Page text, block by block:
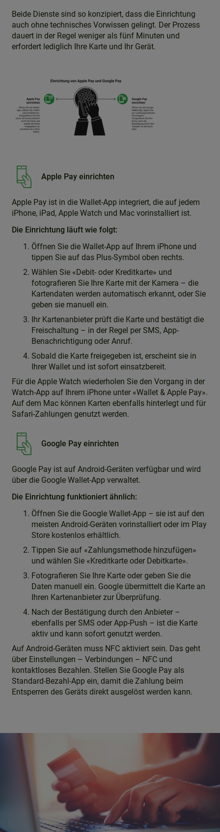
Beide Dienste sind so konzipiert, dass die Einrichtung
auch ohne technisches Vorwissen gelingt. Der Prozess
dauert in der Regel weniger als fünf Minuten und
erfordert lediglich Ihre Karte und Ihr Gerät.
Apple Pay einrichten
Apple Pay ist in die Wallet-App integriert, die auf jedem
iPhone, iPad, Apple Watch und Mac vorinstalliert ist.
Die Einrichtung läuft wie folgt:
Öffnen Sie die Wallet-App auf Ihrem iPhone und
tippen Sie auf das Plus-Symbol oben rechts.
Wählen Sie «Debit- oder Kreditkarte» und
fotografieren Sie Ihre Karte mit der Kamera – die
Kartendaten werden automatisch erkannt, oder Sie
geben sie manuell ein.
Ihr Kartenanbieter prüft die Karte und bestätigt die
Freischaltung – in der Regel per SMS, App-
Benachrichtigung oder Anruf.
Sobald die Karte freigegeben ist, erscheint sie in
Ihrer Wallet und ist sofort einsatzbereit.
Für die Apple Watch wiederholen Sie den Vorgang in der
Watch-App auf Ihrem iPhone unter «Wallet & Apple Pay».
Auf dem Mac können Karten ebenfalls hinterlegt und für
Safari-Zahlungen genutzt werden.
Google Pay einrichten
Google Pay ist auf Android-Geräten verfügbar und wird
über die Google Wallet-App verwaltet.
Die Einrichtung funktioniert ähnlich:
Öffnen Sie die Google Wallet-App – sie ist auf den
meisten Android-Geräten vorinstalliert oder im Play
Store kostenlos erhältlich.
Tippen Sie auf «Zahlungsmethode hinzufügen»
und wählen Sie «Kreditkarte oder Debitkarte».
Fotografieren Sie Ihre Karte oder geben Sie die
Daten manuell ein. Google übermittelt die Karte an
Ihren Kartenanbieter zur Überprüfung.
Nach der Bestätigung durch den Anbieter –
ebenfalls per SMS oder App-Push – ist die Karte
aktiv und kann sofort genutzt werden.
Auf Android-Geräten muss NFC aktiviert sein. Das geht
über Einstellungen – Verbindungen – NFC und
kontaktloses Bezahlen. Stellen Sie Google Pay als
Standard-Bezahl-App ein, damit die Zahlung beim
Entsperren des Geräts direkt ausgelöst werden kann.